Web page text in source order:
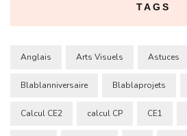
TAGS
Anglais Arts Visuels Astuces
Blablanniversaire Blablaprojets
Calcul CE2 calcul CP CE1